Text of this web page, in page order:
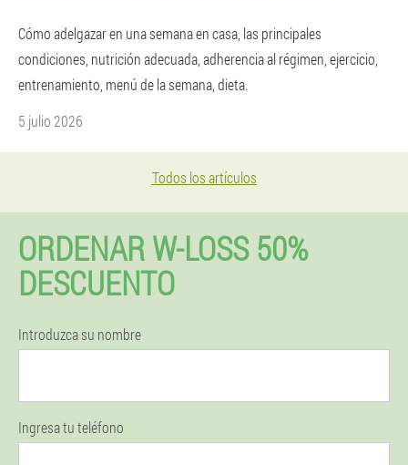
Cómo adelgazar en una semana en casa, las principales
condiciones, nutrición adecuada, adherencia al régimen, ejercicio,
entrenamiento, menú de la semana, dieta.
5 julio 2026
Todos los artículos
ORDENAR W-LOSS 50%
DESCUENTO
Introduzca su nombre
Ingresa tu teléfono